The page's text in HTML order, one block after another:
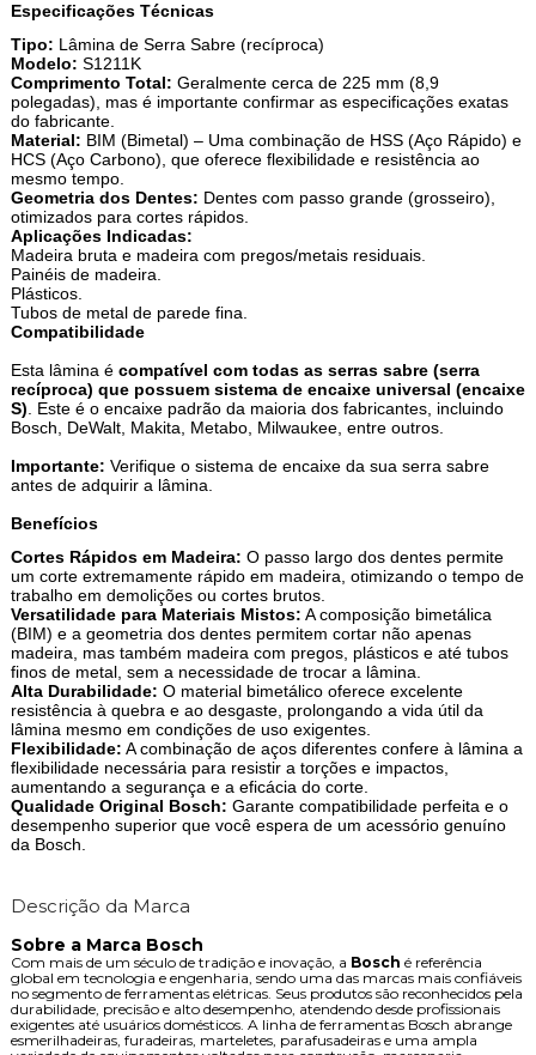
Especificações Técnicas
Tipo: Lâmina de Serra Sabre (recíproca)
Modelo: S1211K
Comprimento Total: Geralmente cerca de 225 mm (8,9
polegadas), mas é importante confirmar as especificações exatas
do fabricante.
Material: BIM (Bimetal) – Uma combinação de HSS (Aço Rápido) e
HCS (Aço Carbono), que oferece flexibilidade e resistência ao
mesmo tempo.
Geometria dos Dentes: Dentes com passo grande (grosseiro),
otimizados para cortes rápidos.
Aplicações Indicadas:
Madeira bruta e madeira com pregos/metais residuais.
Painéis de madeira.
Plásticos.
Tubos de metal de parede fina.
Compatibilidade
Esta lâmina é compatível com todas as serras sabre (serra
recíproca) que possuem sistema de encaixe universal (encaixe
S) . Este é o encaixe padrão da maioria dos fabricantes, incluindo
Bosch, DeWalt, Makita, Metabo, Milwaukee, entre outros.
Importante: Verifique o sistema de encaixe da sua serra sabre
antes de adquirir a lâmina.
Benefícios
Cortes Rápidos em Madeira: O passo largo dos dentes permite
um corte extremamente rápido em madeira, otimizando o tempo de
trabalho em demolições ou cortes brutos.
Versatilidade para Materiais Mistos: A composição bimetálica
(BIM) e a geometria dos dentes permitem cortar não apenas
madeira, mas também madeira com pregos, plásticos e até tubos
finos de metal, sem a necessidade de trocar a lâmina.
Alta Durabilidade: O material bimetálico oferece excelente
resistência à quebra e ao desgaste, prolongando a vida útil da
lâmina mesmo em condições de uso exigentes.
Flexibilidade: A combinação de aços diferentes confere à lâmina a
flexibilidade necessária para resistir a torções e impactos,
aumentando a segurança e a eficácia do corte.
Qualidade Original Bosch: Garante compatibilidade perfeita e o
desempenho superior que você espera de um acessório genuíno
da Bosch.
Descrição da Marca
Sobre a Marca Bosch
Com mais de um século de tradição e inovação, a Bosch é referência
global em tecnologia e engenharia, sendo uma das marcas mais confiáveis
no segmento de ferramentas elétricas. Seus produtos são reconhecidos pela
durabilidade, precisão e alto desempenho, atendendo desde profissionais
exigentes até usuários domésticos. A linha de ferramentas Bosch abrange
esmerilhadeiras, furadeiras, marteletes, parafusadeiras e uma ampla